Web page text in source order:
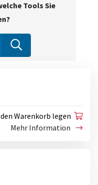
Tools Sie
Warenkorb legen
Mehr Information